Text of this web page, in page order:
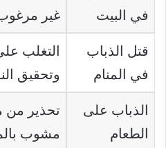
في البيت
غير
قتل الذباب
في المنام
التغلب
وتحقيق
الذباب على
الطعام
تحذير من
مشوب